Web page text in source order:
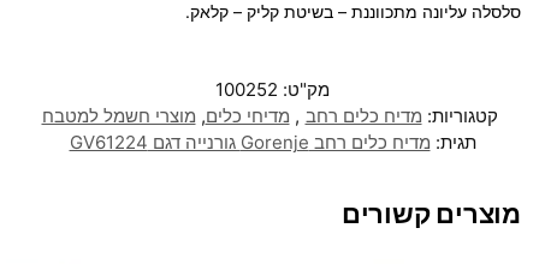
סלסלה עליונה מתכווננת – בשיטת קליק – קלאק.
מק"ט: 100252
קטגוריות: מדיח כלים רחב , מדיחי כלים, מוצרי חשמל למטבח
תגית: מדיח כלים ‏רחב Gorenje גורנייה דגם GV61224
מוצרים קשורים